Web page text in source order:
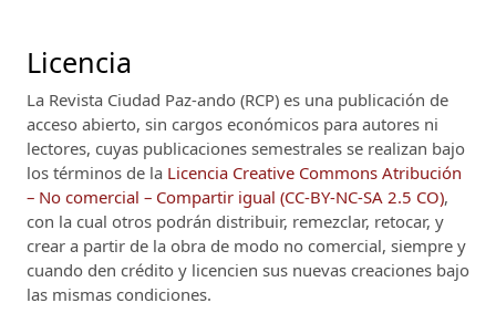
Licencia
La Revista Ciudad Paz-ando (RCP) es una publicación de
acceso abierto, sin cargos económicos para autores ni
lectores, cuyas publicaciones semestrales se realizan bajo
los términos de la Licencia Creative Commons Atribución
– No comercial – Compartir igual (CC-BY-NC-SA 2.5 CO),
con la cual otros podrán distribuir, remezclar, retocar, y
crear a partir de la obra de modo no comercial, siempre y
cuando den crédito y licencien sus nuevas creaciones bajo
las mismas condiciones.